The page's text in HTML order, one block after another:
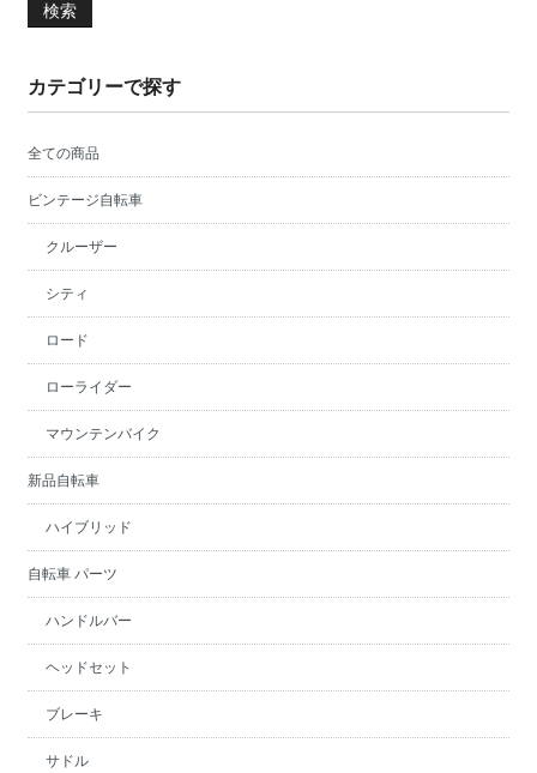
検索
カテゴリーで探す
全ての商品
ビンテージ自転車
クルーザー
シティ
ロード
ローライダー
マウンテンバイク
新品自転車
ハイブリッド
自転車 パーツ
ハンドルバー
ヘッドセット
ブレーキ
サドル